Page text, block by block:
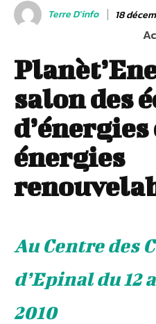
Terre D'info 18
salon des
d’énergies
énergies
Au Centre des
d’Epinal du 12
2010